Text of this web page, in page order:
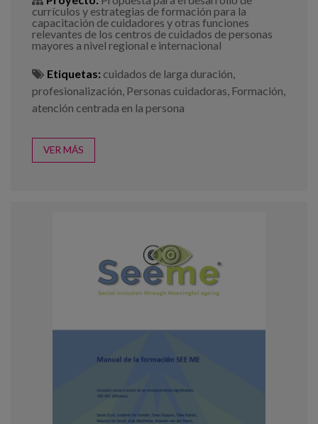
currículos y estrategias de formación para la
capacitación de cuidadores y otras funciones
relevantes de los centros de cuidados de personas
mayores a nivel regional e internacional
Etiquetas: cuidados de larga duración
profesionalización Personas cuidadoras Formación
atención centrada en la persona
VER MÁS